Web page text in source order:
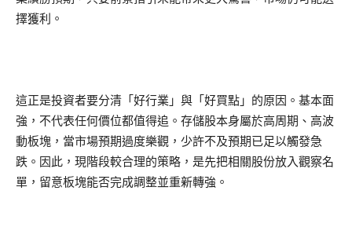
擇獲利。
這正是投資者要分清「好行業」與「好買點」的原因。基本面
強，不代表任何價位都值得追。存儲股本身屬於高周期、高波
動板塊，當市場預期過度樂觀，少許不及預期已足以觸發急
跌。因此，現階段較合理的策略，是先把相關股份放入觀察名
單，留意板塊能否完成調整並重新轉強。